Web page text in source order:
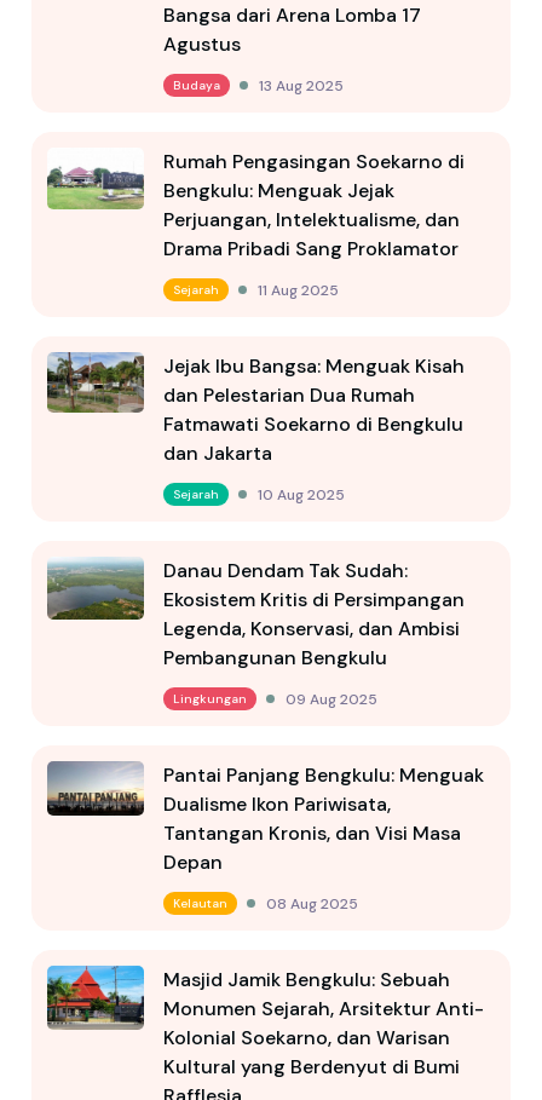
Bangsa dari Arena Lomba 17
Agustus
Budaya 13 Aug 2025
Rumah Pengasingan Soekarno di
Bengkulu: Menguak Jejak
Perjuangan, Intelektualisme, dan
Drama Pribadi Sang Proklamator
Sejarah 11 Aug 2025
Jejak Ibu Bangsa: Menguak Kisah
dan Pelestarian Dua Rumah
Fatmawati Soekarno di Bengkulu
dan Jakarta
Sejarah 10 Aug 2025
Danau Dendam Tak Sudah:
Ekosistem Kritis di Persimpangan
Legenda, Konservasi, dan Ambisi
Pembangunan Bengkulu
Lingkungan 09 Aug 2025
Pantai Panjang Bengkulu: Menguak
Dualisme Ikon Pariwisata,
Tantangan Kronis, dan Visi Masa
Depan
Kelautan 08 Aug 2025
Masjid Jamik Bengkulu: Sebuah
Monumen Sejarah, Arsitektur Anti-
Kolonial Soekarno, dan Warisan
Kultural yang Berdenyut di Bumi